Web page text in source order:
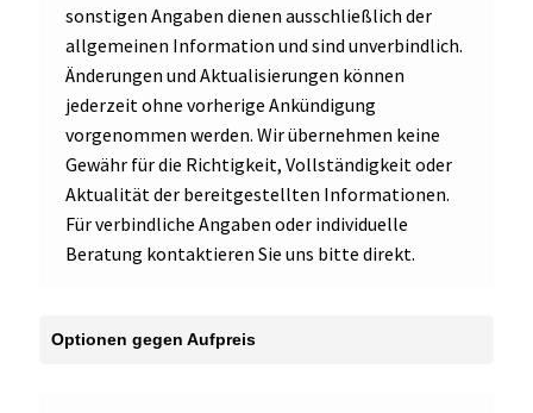
sonstigen Angaben dienen ausschließlich der
allgemeinen Information und sind unverbindlich.
Änderungen und Aktualisierungen können
jederzeit ohne vorherige Ankündigung
vorgenommen werden. Wir übernehmen keine
Gewähr für die Richtigkeit, Vollständigkeit oder
Aktualität der bereitgestellten Informationen.
Für verbindliche Angaben oder individuelle
Beratung kontaktieren Sie uns bitte direkt.
Optionen gegen Aufpreis